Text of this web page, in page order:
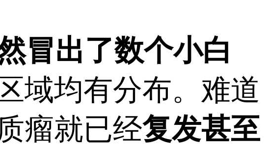
冒出了数个小白
域均有分布。难道
瘤就已经复发甚至